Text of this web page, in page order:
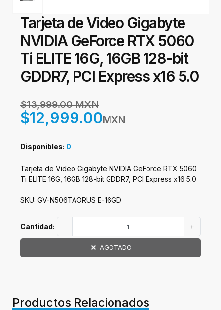
Tarjeta de Video Gigabyte
NVIDIA GeForce RTX 5060
Ti ELITE 16G, 16GB 128-bit
GDDR7, PCI Express x16 5.0
$13,999.00 MXN
$12,999.00MXN
Disponibles: 0
Tarjeta de Video Gigabyte NVIDIA GeForce RTX 5060
Ti ELITE 16G, 16GB 128-bit GDDR7, PCI Express x16 5.0
SKU: GV-N506TAORUS E-16GD
Cantidad: - +
AGOTADO
Productos Relacionados